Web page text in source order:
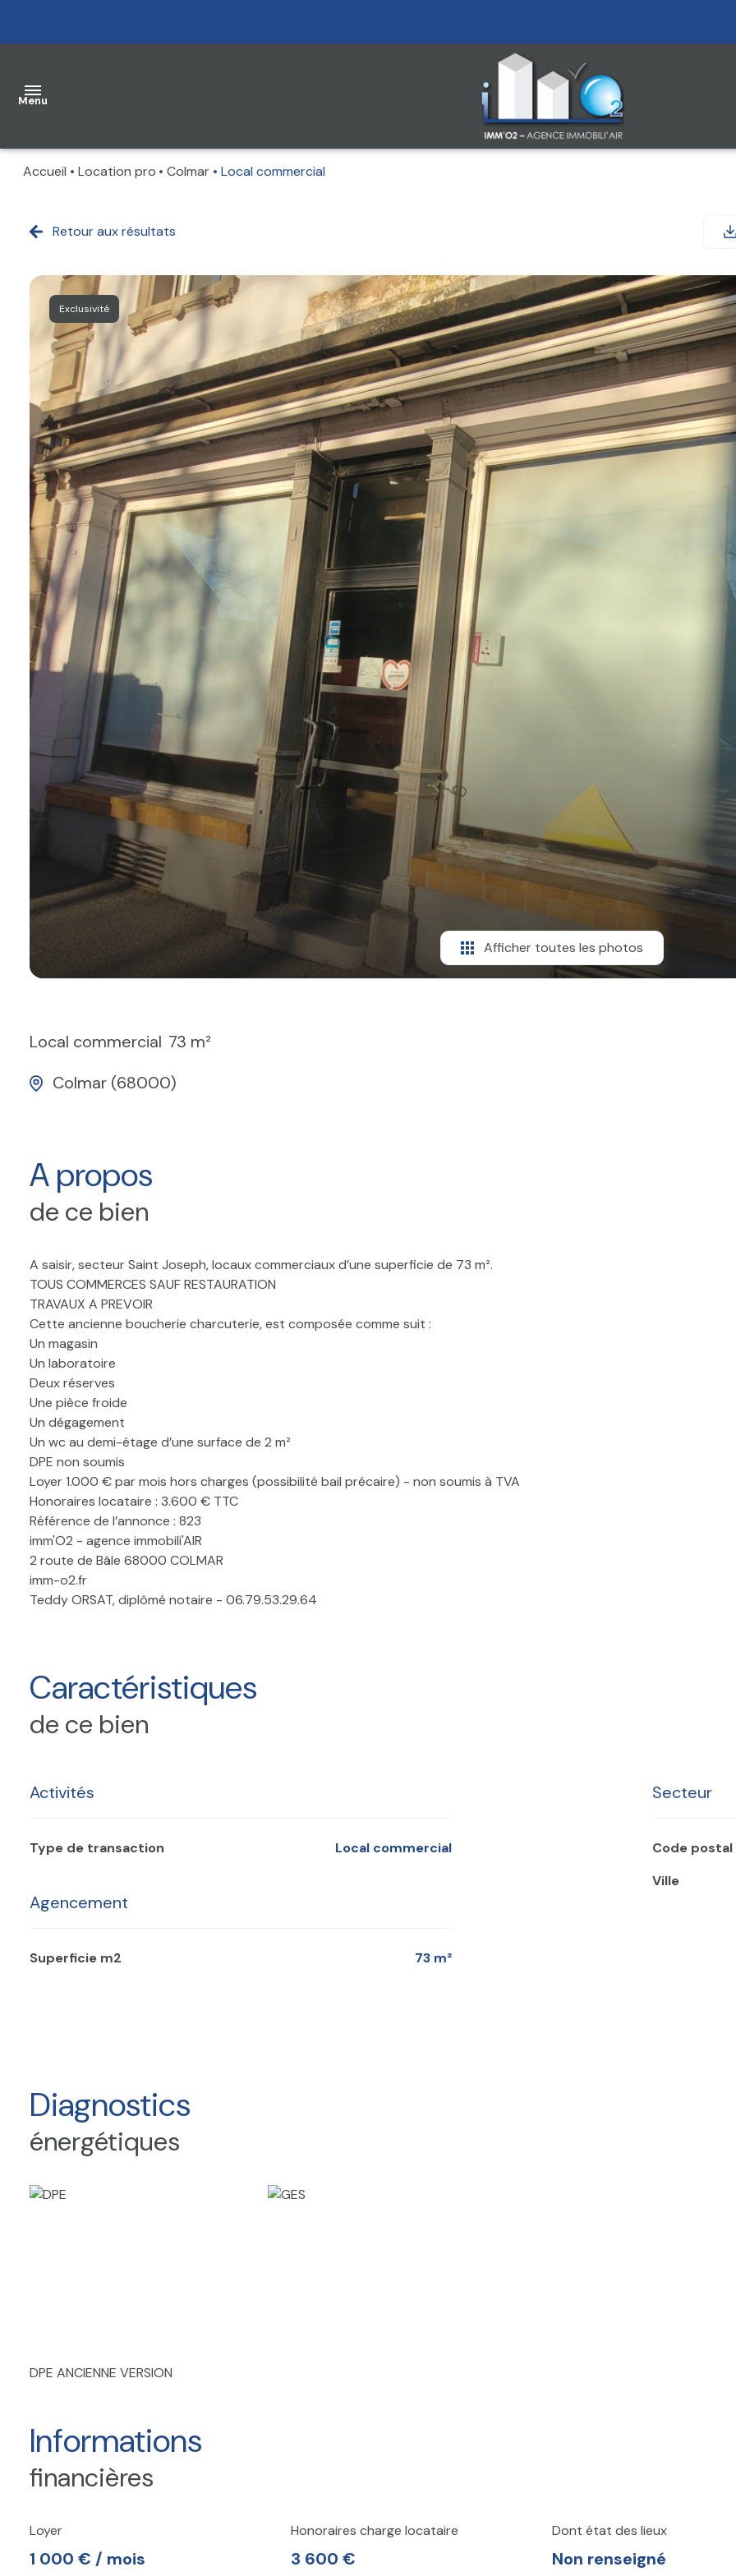
Menu
acheter
gestion
clients
contact
Accueil Location pro Colmar Local commercial
Retour aux résultats
Exclusivité
Afficher toutes les photos
Local commercial 73 m²
Colmar (68000)
A propos
de ce bien
A saisir, secteur Saint Joseph, locaux commerciaux d’une superficie de 73 m².
TOUS COMMERCES SAUF RESTAURATION
TRAVAUX A PREVOIR
Cette ancienne boucherie charcuterie, est composée comme suit :
Un magasin
Un laboratoire
Deux réserves
Une pièce froide
Un dégagement
Un wc au demi-étage d’une surface de 2 m²
DPE non soumis
Loyer 1.000 € par mois hors charges (possibilité bail précaire) - non soumis à TVA
Honoraires locataire : 3.600 € TTC
Référence de l’annonce : 823
imm'O2 - agence immobili'AIR
2 route de Bâle 68000 COLMAR
imm-o2.fr
Teddy ORSAT, diplômé notaire - 06.79.53.29.64
Caractéristiques
de ce bien
Activités
Type de transaction Local commercial
Agencement
Superficie m2 73 m²
Secteur
Code postal
Ville
Diagnostics
énergétiques
DPE ANCIENNE VERSION
Informations
financières
Loyer
1 000 € / mois
Honoraires charge locataire
3 600 €
Dont état des lieux
Non renseigné